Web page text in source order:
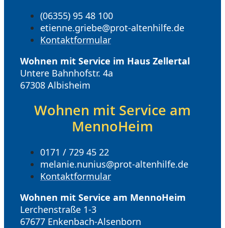
(06355) 95 48 100
etienne.griebe@prot-altenhilfe.de
Kontaktformular
Wohnen mit Service im Haus Zellertal
Untere Bahnhofstr. 4a
67308 Albisheim
Wohnen mit Service am
MennoHeim
0171 / 729 45 22
melanie.nunius@prot-altenhilfe.de
Kontaktformular
Wohnen mit Service am MennoHeim
Lerchenstraße 1-3
67677 Enkenbach-Alsenborn